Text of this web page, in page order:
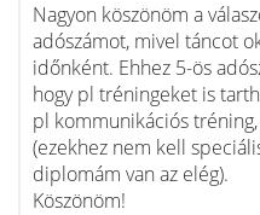
Nagyon köszönöm a
adószámot, mivel táncot
időnként. Ehhez 5-ös
hogy pl tréningeket is
pl kommunikációs
(ezekhez nem kell
diplomám van az elég).
Köszönöm!